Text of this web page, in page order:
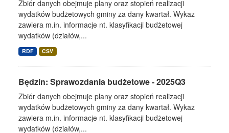
Zbiór danych obejmuje plany oraz stopień realizacji
wydatków budżetowych gminy za dany kwartał. Wykaz
zawiera m.in. informacje nt. klasyfikacji budżetowej
wydatków (działów,...
RDF CSV
Będzin: Sprawozdania budżetowe - 2025Q3
Zbiór danych obejmuje plany oraz stopień realizacji
wydatków budżetowych gminy za dany kwartał. Wykaz
zawiera m.in. informacje nt. klasyfikacji budżetowej
wydatków (działów,...